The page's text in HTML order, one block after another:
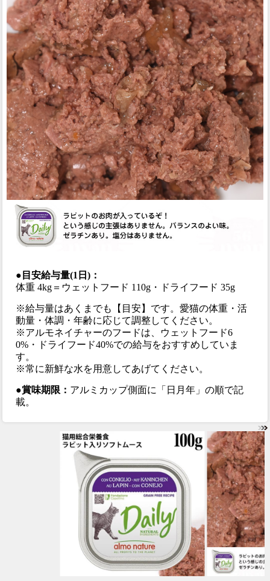
●目安給与量(1日)：
体重 4kg＝ウェットフード 110g・ドライフード 35g
※給与量はあくまでも【目安】です。愛猫の体重・活
動量・体調・年齢に応じて調整してください。
※アルモネイチャーのフードは、ウェットフード6
0%・ドライフード40%での給与をおすすめしていま
す。
※常に新鮮な水を用意してあげてください。
●賞味期限： アルミカップ側面に「日月年」の順で記
載。